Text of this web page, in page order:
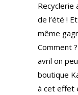
Recyclerie
de l’été !
même
Comment
avril on
boutique
à cet effet